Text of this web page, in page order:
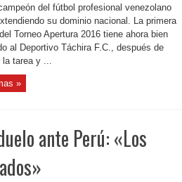
del fútbol profesional venezolano
su dominio nacional. La primera
Torneo Apertura 2016 tiene ahora bien
al Deportivo Táchira F.C., después de
tarea y ...
»
ante Perú: «Los